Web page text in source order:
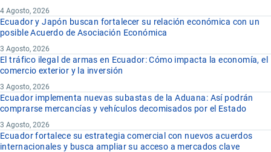
4 Agosto, 2026
Ecuador y Japón buscan fortalecer su relación económica con un
posible Acuerdo de Asociación Económica
3 Agosto, 2026
El tráfico ilegal de armas en Ecuador: Cómo impacta la economía, el
comercio exterior y la inversión
3 Agosto, 2026
Ecuador implementa nuevas subastas de la Aduana: Así podrán
comprarse mercancías y vehículos decomisados por el Estado
3 Agosto, 2026
Ecuador fortalece su estrategia comercial con nuevos acuerdos
internacionales y busca ampliar su acceso a mercados clave